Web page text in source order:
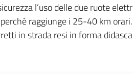
l’uso delle due ruote
raggiunge i 25-40 km orari.
in strada resi in forma